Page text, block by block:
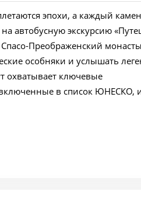
эпохи, а каждый
автобусную экскурсию
Преображенский
особняки и услышать
охватывает ключевые
в список ЮНЕСКО,